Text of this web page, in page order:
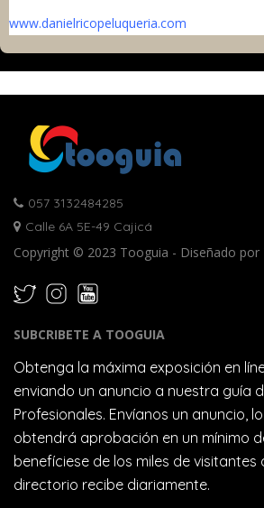
www.danielricopeluqueria.com
057 3132484285
Calle 6A 5E-49 Cajicá
Copyright © 2023 Tooguia - Diseñado por
SUBCRIBETE A TOOGUIA
Obtenga la máxima exposición en
enviando un anuncio a nuestra guía
Profesionales. Envíanos un anuncio,
obtendrá aprobación en un mínimo
benefíciese de los miles de visitantes
directorio recibe diariamente.